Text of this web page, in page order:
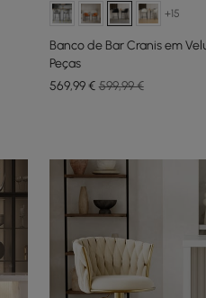
+15
Banco de Bar Cranis em
Peças
569,99€ 599,99 €